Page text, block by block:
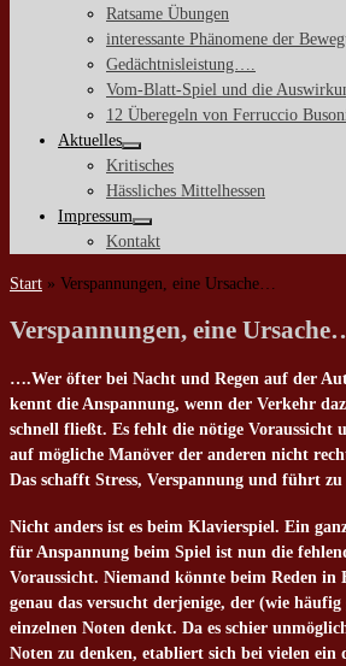
Ratsame Übungen
interessante Phänomene der
Gedächtnisleistung….
Vom-Blatt-Spiel und die
12 Überegeln von Ferruccio
Aktuelles
Kritisches
Hässliches Mittelhessen
Impressum
Kontakt
Start » Verspannungen, eine Ursache…
Verspannungen, eine
….Wer öfter bei Nacht und Regen auf der
kennt die Anspannung, wenn der Verkehr
schnell fließt. Es fehlt die nötige Voraussicht
auf mögliche Manöver der anderen nicht
Das schafft Stress, Verspannung und führt
Nicht anders ist es beim Klavierspiel. Ein
für Anspannung beim Spiel ist nun die
Voraussicht. Niemand könnte beim Reden in
genau das versucht derjenige, der (wie
einzelnen Noten denkt. Da es schier
Noten zu denken, etabliert sich bei vielen ein